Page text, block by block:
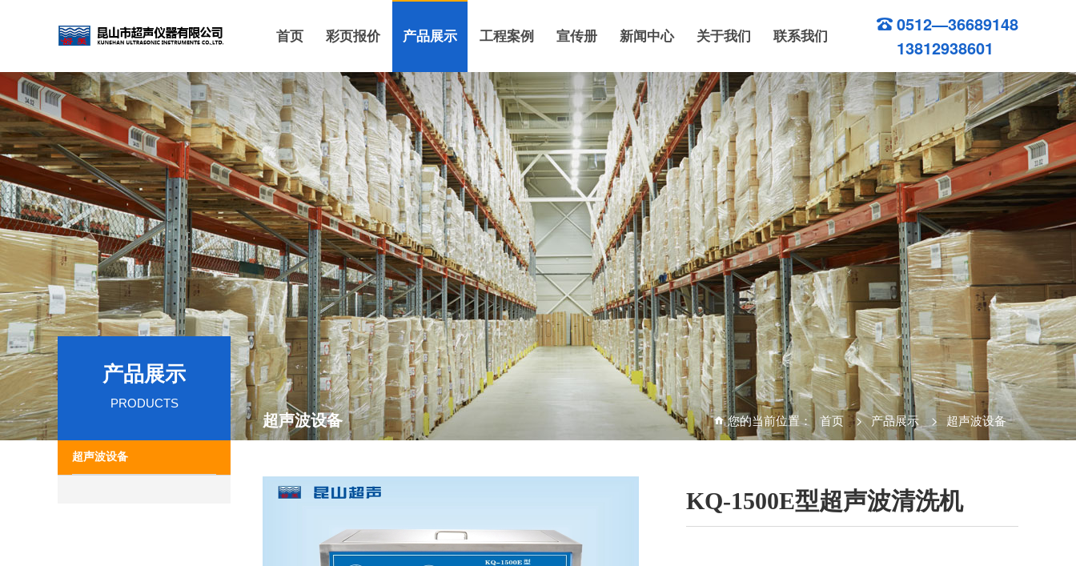
首页 彩页报价 产品展示 工程案例 宣传册 新闻中心 关于我们 联系我们
0512—36689148
13812938601
产品展示
PRODUCTS
超声波设备
超声波设备 您的当前位置： 首页 > 产品展示 > 超声波设备
KQ-1500E型超声波清洗机